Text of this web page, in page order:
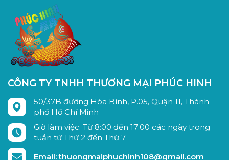
CÔNG TY TNHH THƯƠNG MẠI PHÚC HINH
50/37B đường Hòa Bình, P.05, Quận 11, Thành
phố Hồ Chí Minh
Giờ làm việc: Từ 8:00 đến 17:00 các ngày trong
tuần từ Thứ 2 đến Thứ 7
Email: thuongmaiphuchinh108@gmail.com